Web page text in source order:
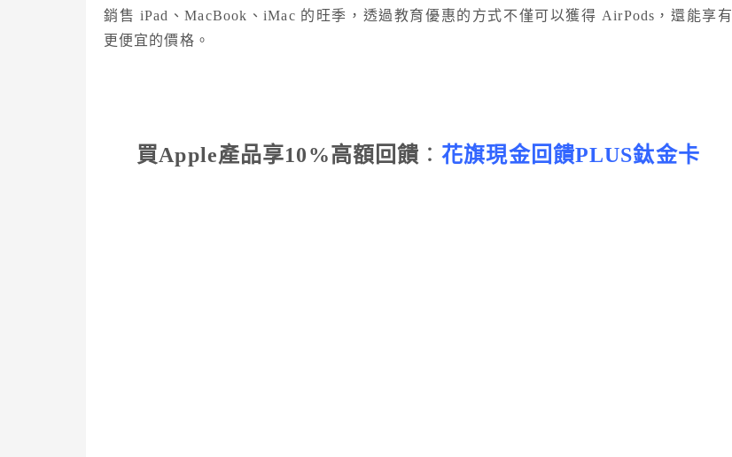
銷售 iPad、MacBook、iMac 的旺季，透過教育優惠的方式不僅可以獲得 AirPods，還能享有
更便宜的價格。
買Apple產品享10%高額回饋 ：花旗現金回饋PLUS鈦金卡